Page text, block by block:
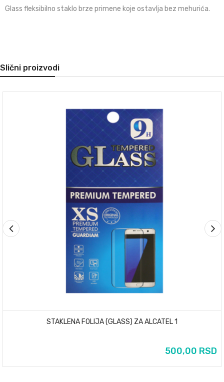
Glass fleksibilno staklo brze primene koje ostavlja bez mehurića.
Slični proizvodi
STAKLENA FOLIJA (GLASS) ZA ALCATEL 1
500,00 RSD